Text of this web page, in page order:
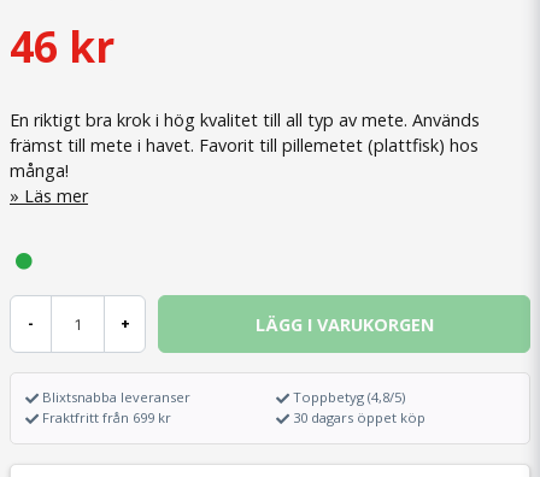
46 kr
En riktigt bra krok i hög kvalitet till all typ av mete. Används
främst till mete i havet. Favorit till pillemetet (plattfisk) hos
många!
Läs mer
- + LÄGG I VARUKORGEN
Blixtsnabba leveranser
Fraktfritt från 699 kr
Toppbetyg (4,8/5)
30 dagars öppet köp